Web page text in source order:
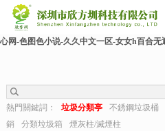
欧美伊人-麻豆精品一区二区三区-欧美日b视
国产h在线观看-国产嫩草视频-日日夜夜拍-
心网-色图色小说-久久中文一区-女女h百合无
熱門關鍵詞： 垃圾分類亭 不銹鋼垃圾桶
銷
分類垃圾箱 煙灰柱/滅煙柱